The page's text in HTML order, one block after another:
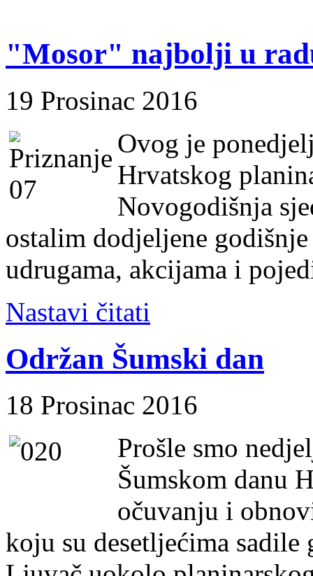
"Mosor" najbolji u
19 Prosinac 2016
Ovog je
Hrvatskog
Novogodišnja
ostalim dodjeljene
udrugama, akcijama i
Nastavi čitati
Održan Šumski dan
18 Prosinac 2016
Prošle smo
Šumskom danu
očuvanju i
koju su desetljećima sadile